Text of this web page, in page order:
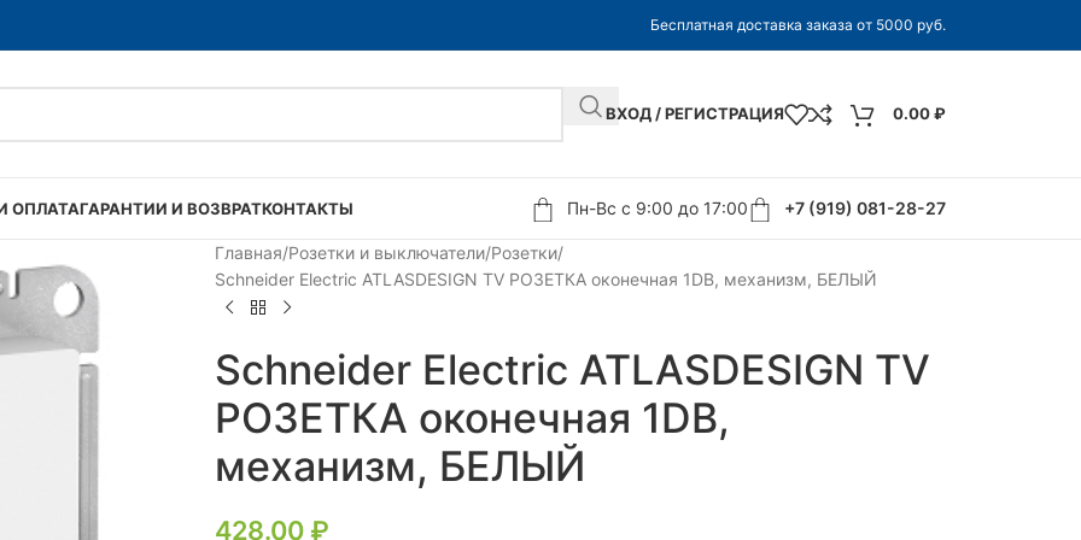
Бесплатная доставка заказа от 5000 руб.
ВХОД / РЕГИСТРАЦИЯ 0.00₽
ОПЛАТАГАРАНТИИ И ВОЗВРАТКОНТАКТЫ Пн-Вс с 9:00 до 17:00 +7 (919) 081-28-27
Главная Розетки и выключатели Розетки
Schneider Electric ATLASDESIGN TV РОЗЕТКА оконечная 1DB, механизм, БЕЛЫЙ
Schneider Electric ATLASDESIGN TV
РОЗЕТКА оконечная 1DB,
механизм, БЕЛЫЙ
428.00 ₽